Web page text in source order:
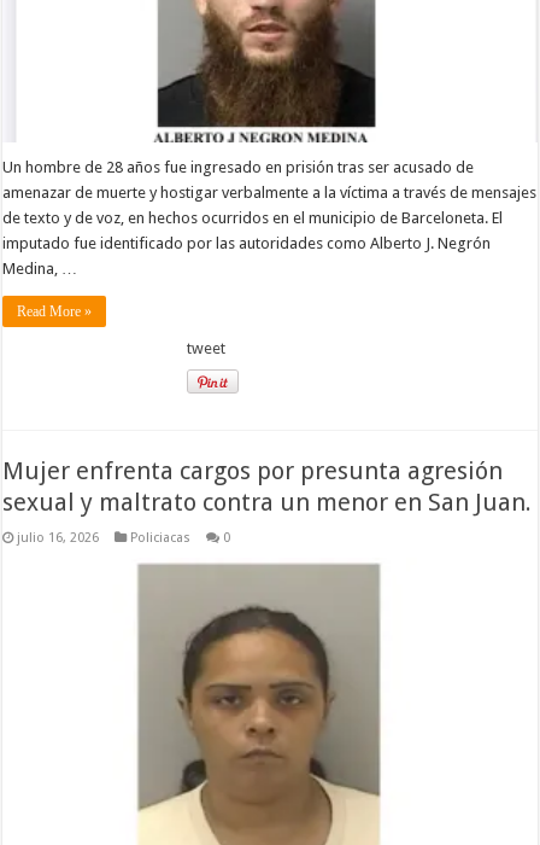
Un hombre de 28 años fue ingresado en prisión tras ser acusado de
amenazar de muerte y hostigar verbalmente a la víctima a través de mensajes
de texto y de voz, en hechos ocurridos en el municipio de Barceloneta. El
imputado fue identificado por las autoridades como Alberto J. Negrón
Medina, …
Read More »
tweet
Mujer enfrenta cargos por presunta agresión
sexual y maltrato contra un menor en San Juan.
julio 16, 2026 Policiacas 0